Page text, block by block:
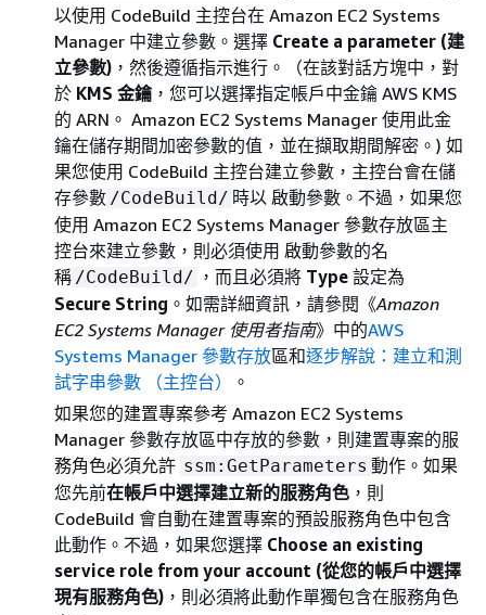
以使用 CodeBuild 主控台在 Amazon EC2 Systems
Manager 中建立參數。選擇 Create a parameter (建
立參數) ，然後遵循指示進行。（在該對話方塊中，對
於 KMS 金鑰 ，您可以選擇指定帳戶中金鑰 AWS KMS
的 ARN。 Amazon EC2 Systems Manager 使用此金
鑰在儲存期間加密參數的值，並在擷取期間解密。) 如
果您使用 CodeBuild 主控台建立參數，主控台會在儲
存參數 /CodeBuild/ 時以 啟動參數。不過，如果您
使用 Amazon EC2 Systems Manager 參數存放區主
控台來建立參數，則必須使用 啟動參數的名
稱 /CodeBuild/ ，而且必須將 Type 設定為
Secure String 。如需詳細資訊，請參閱《Amazon
EC2 Systems Manager 使用者指南》中的AWS
Systems Manager 參數存放區和逐步解說：建立和測
試字串參數 （主控台）
。
如果您的建置專案參考 Amazon EC2 Systems
Manager 參數存放區中存放的參數，則建置專案的服
務角色必須允許 ssm:GetParameters 動作。如果
您先前在帳戶中選擇建立新的服務角色 ，則
CodeBuild 會自動在建置專案的預設服務角色中包含
此動作。不過，如果您選擇 Choose an existing
service role from your account (從您的帳戶中選擇
現有服務角色) ，則必須將此動作單獨包含在服務角色